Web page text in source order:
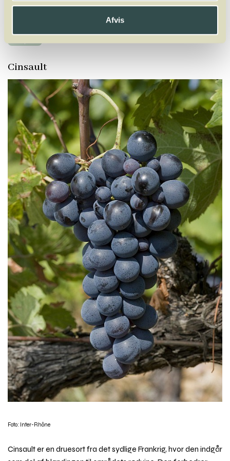
Afvis
A B C D E F G H I J K L M N O P Q R S T U V W
Cinsault
Foto: Inter-Rhône
Cinsault er en druesort fra det sydlige Frankrig, hvor den indgår